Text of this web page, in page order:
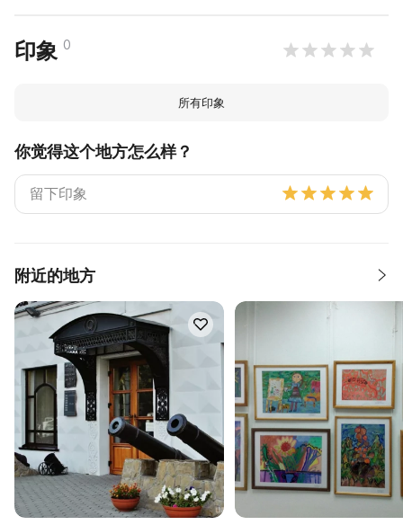
印象 0
所有印象
你觉得这个地方怎么样？
附近的地方